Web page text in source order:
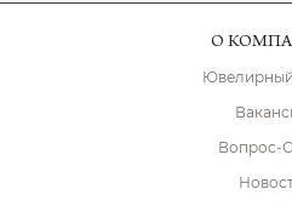
О
Вопрос-